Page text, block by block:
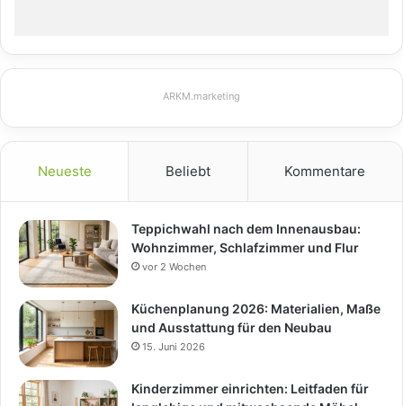
ARKM.marketing
Neueste Beliebt Kommentare
Teppichwahl nach dem Innenausbau:
Wohnzimmer, Schlafzimmer und Flur
vor 2 Wochen
Küchenplanung 2026: Materialien, Maße
und Ausstattung für den Neubau
15. Juni 2026
Kinderzimmer einrichten: Leitfaden für